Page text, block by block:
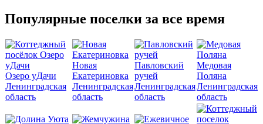
Популярные поселки за все время
Озеро уДачи
Ленинградская
область
Новая
Екатериновка
Ленинградская
область
Павловский
ручей
Ленинградская
область
Медовая
Поляна
Ленинградская
область